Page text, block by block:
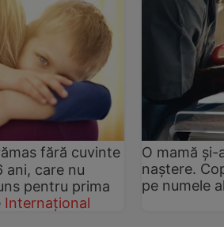
fără cuvinte
ani, care nu
pentru prima
Internațional
O mamă
naștere.
pe numele